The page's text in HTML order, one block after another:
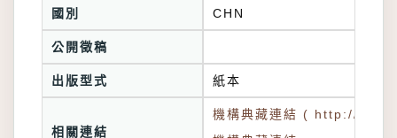
國別 CHN
公開徵稿
出版型式 紙本
相關連結
機構典藏連結 ( http://